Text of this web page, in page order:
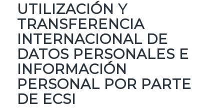
UTILIZACIÓN Y
TRANSFERENCIA
INTERNACIONAL DE
DATOS PERSONALES E
INFORMACIÓN
PERSONAL POR PARTE
DE ECSI